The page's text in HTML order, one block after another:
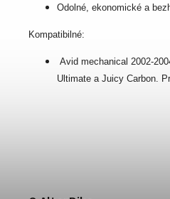
Odolné, ekonomické a
Kompatibilné:
Avid mechanical 2002-
Ultimate a Juicy Carbon.